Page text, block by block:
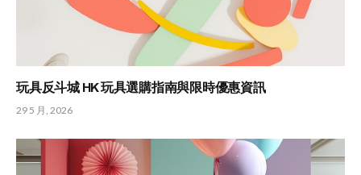
玩具反斗城 HK 玩具選購指南與限時優惠資訊
29 5 月, 2026